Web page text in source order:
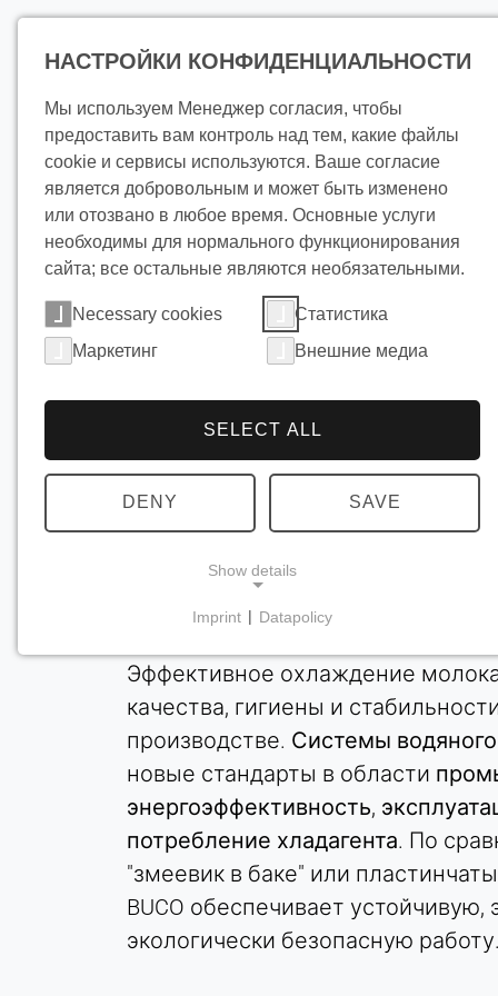
ледяной
водой на
заводах
Эффективное охлаждение
качества, гигиены и
производстве. Системы
новые стандарты в области
энергоэффективность,
потребление хладагента. По
"змеевик в баке" или
BUCO обеспечивает
экологически безопасную работу.
НАСТРОЙКИ КОНФИДЕНЦИАЛЬНОСТИ
Мы используем Менеджер согласия, чтобы
предоставить вам контроль над тем, какие файлы
cookie и сервисы используются. Ваше согласие
является добровольным и может быть изменено
или отозвано в любое время. Основные услуги
необходимы для нормального функционирования
сайта; все остальные являются необязательными.
Necessary cookies
Статистика
Маркетинг
Внешние медиа
SELECT ALL
DENY SAVE
Show details
Требуются для обеспечения основной
функциональности сайта, например, для
навигации и сохранения настроек
конфиденциальности. Эти файлы cookie нельзя
отключить.
cookie_consent
Name:
согласие
Provider:
Imprint | Datapolicy